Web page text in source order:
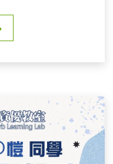
是單純的複習與加
練，幫助孩子：
亂，能夠完整發揮